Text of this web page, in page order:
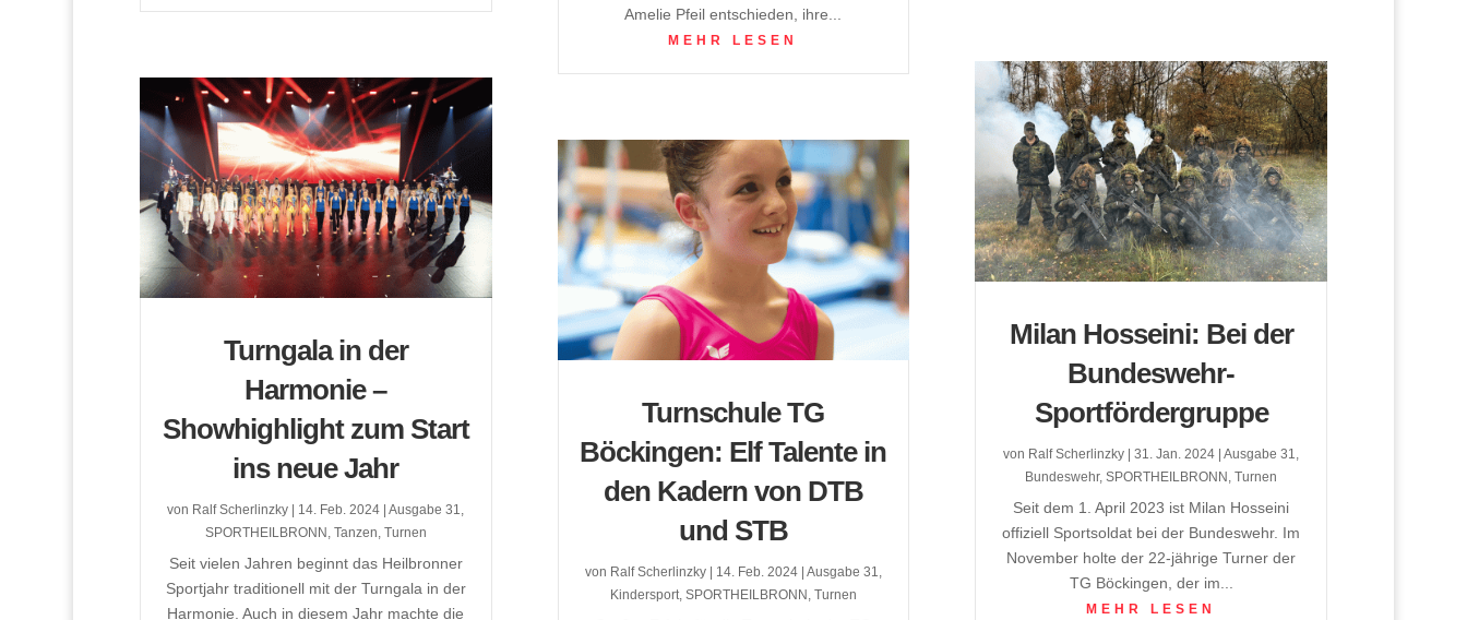
Turngala in der
Harmonie –
Showhighlight zum Start
ins neue Jahr
von Ralf Scherlinzky 14. Feb. 2024 |Ausgabe 31,
SPORTHEILBRONN , Tanzen, Turnen
Seit vielen Jahren beginnt das Heilbronner
Sportjahr traditionell mit der Turngala in der
Harmonie. Auch in diesem Jahr machte die
Amelie Pfeil entschieden, ihre...
MEHR LESEN
Turnschule TG
Böckingen: Elf Talente in
den Kadern von DTB
und STB
von Ralf Scherlinzky| 14. Feb. 2024| Ausgabe 31,
Kindersport, SPORTHEILBRONN , Turnen
Milan Hosseini: Bei der
Bundeswehr-
Sportfördergruppe
von Ralf Scherlinzky |31. Jan. 2024 |Ausgabe 31,
Bundeswehr,SPORTHEILBRONN ,Turnen
Seit dem 1. April 2023 ist Milan Hosseini
offiziell Sportsoldat bei der Bundeswehr. Im
November holte der 22-jährige Turner der
TG Böckingen, der im...
MEHR LESEN